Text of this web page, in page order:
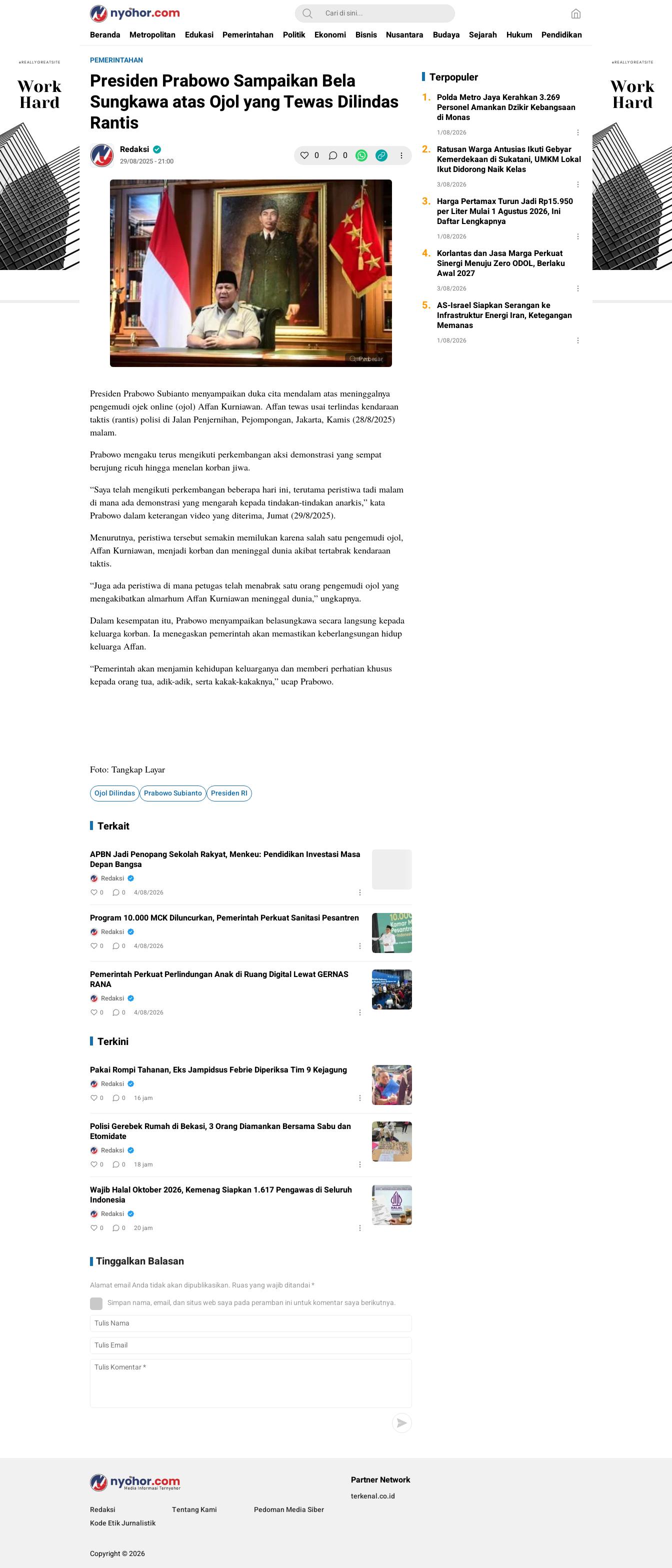
Nyohor.com
Media Informasi Ternyohor
Beranda Metropolitan Edukasi Pemerintahan Politik Ekonomi Bisnis Nusantara Budaya Sejarah Hukum Pendidikan
PEMERINTAHAN
Presiden Prabowo Sampaikan Bela
Sungkawa atas Ojol yang Tewas Dilindas
Rantis
Redaksi
29/08/2025 - 21:00 0 0
Perbesar
Presiden Prabowo Subianto menyampaikan duka cita mendalam atas meninggalnya
pengemudi ojek online (ojol) Affan Kurniawan. Affan tewas usai terlindas kendaraan
taktis (rantis) polisi di Jalan Penjernihan, Pejompongan, Jakarta, Kamis (28/8/2025)
malam.
Prabowo mengaku terus mengikuti perkembangan aksi demonstrasi yang sempat
berujung ricuh hingga menelan korban jiwa.
“Saya telah mengikuti perkembangan beberapa hari ini, terutama peristiwa tadi malam
di mana ada demonstrasi yang mengarah kepada tindakan-tindakan anarkis,” kata
Prabowo dalam keterangan video yang diterima, Jumat (29/8/2025).
Menurutnya, peristiwa tersebut semakin memilukan karena salah satu pengemudi ojol,
Affan Kurniawan, menjadi korban dan meninggal dunia akibat tertabrak kendaraan
taktis.
“Juga ada peristiwa di mana petugas telah menabrak satu orang pengemudi ojol yang
mengakibatkan almarhum Affan Kurniawan meninggal dunia,” ungkapnya.
Dalam kesempatan itu, Prabowo menyampaikan belasungkawa secara langsung kepada
keluarga korban. Ia menegaskan pemerintah akan memastikan keberlangsungan hidup
keluarga Affan.
“Pemerintah akan menjamin kehidupan keluarganya dan memberi perhatian khusus
kepada orang tua, adik-adik, serta kakak-kakaknya,” ucap Prabowo.
Foto: Tangkap Layar
Ojol Dilindas Prabowo Subianto Presiden RI
Terkait
APBN Jadi Penopang Sekolah Rakyat, Menkeu: Pendidikan Investasi Masa
Depan Bangsa
Redaksi
0 0 4/08/2026
Program 10.000 MCK Diluncurkan, Pemerintah Perkuat Sanitasi Pesantren
Redaksi
0 0 4/08/2026
Pemerintah Perkuat Perlindungan Anak di Ruang Digital Lewat GERNAS
RANA
Redaksi
0 0 4/08/2026
Terkini
Pakai Rompi Tahanan, Eks Jampidsus Febrie Diperiksa Tim 9 Kejagung
Redaksi
0 0 16 jam
Polisi Gerebek Rumah di Bekasi, 3 Orang Diamankan Bersama Sabu dan
Etomidate
Redaksi
0 0 18 jam
Wajib Halal Oktober 2026, Kemenag Siapkan 1.617 Pengawas di Seluruh
Indonesia
Redaksi
0 0 20 jam
Tinggalkan Balasan
Alamat email Anda tidak akan dipublikasikan. Ruas yang wajib ditandai*
Simpan nama, email, dan situs web saya pada peramban ini untuk komentar saya berikutnya.
Terpopuler
1. Polda Metro Jaya Kerahkan 3.269
Personel Amankan Dzikir Kebangsaan
di Monas
1/08/2026
2. Ratusan Warga Antusias Ikuti Gebyar
Kemerdekaan di Sukatani, UMKM Lokal
Ikut Didorong Naik Kelas
3/08/2026
3. Harga Pertamax Turun Jadi Rp15.950
per Liter Mulai 1 Agustus 2026, Ini
Daftar Lengkapnya
1/08/2026
4. Korlantas dan Jasa Marga Perkuat
Sinergi Menuju Zero ODOL, Berlaku
Awal 2027
3/08/2026
5. AS-Israel Siapkan Serangan ke
Infrastruktur Energi Iran, Ketegangan
Memanas
1/08/2026
Redaksi Tentang Kami
Pedoman Media Siber
Kode Etik Jurnalistik
Partner Network
terkenal.co.id
Copyright © 2026